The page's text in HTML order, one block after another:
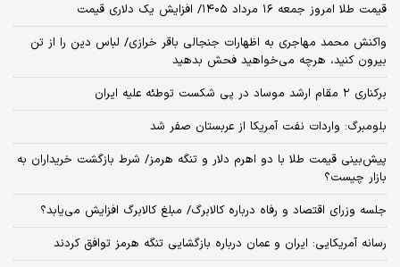
قیمت طلا امروز جمعه ۱۶ مرداد ۱۴۰۵/ افزایش یک دلاری قیمت
واکنش محمد مهاجری به اظهارات جنجالی باقر خرازی/ لباس دین را از تن
بیرون کنید، هرچه می‌خواهید فحش بدهید
برکناری ۲ مقام‌ ارشد موساد در پی شکست توطئه علیه ایران
بلومبرگ: واردات نفت آمریکا از عربستان صفر شد
پیش‌بینی قیمت طلا با دو اهرم دلار و تنگه هرمز/ شرط بازگشت خریداران به
بازار چیست؟
جلسه وزرای اقتصاد و رفاه درباره کالابرگ/ مبلغ کالابرگ افزایش می‌یابد؟
رسانه آمریکایی: ایران و عمان درباره بازگشایی تنگه هرمز توافق کردند